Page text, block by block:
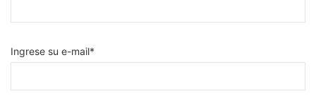
Ingrese su e-mail*